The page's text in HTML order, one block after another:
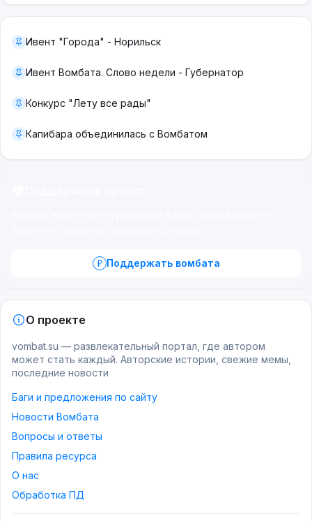
Ивент "Города" - Норильск
Ивент Вомбата. Слово недели - Губернатор
Конкурс "Лету все рады"
Капибара объединилась с Вомбатом
Поддержать вомбата
О проекте
vombat.su — развлекательный портал, где автором
может стать каждый. Авторские истории, свежие мемы,
последние новости
Баги и предложения по сайту
Новости Вомбата
Вопросы и ответы
Правила ресурса
О нас
Обработка ПД